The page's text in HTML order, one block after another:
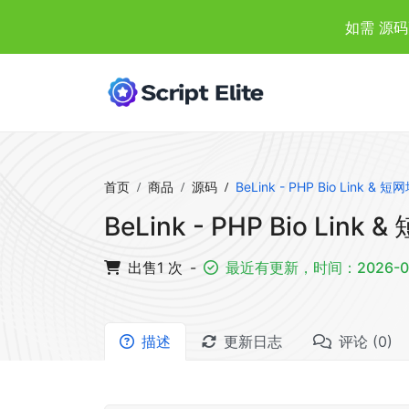
如需 源
首页 商品 源码 BeLink - PHP Bio Link & 短网
BeLink - PHP Bio Link &
出售1 次 - 最近有更新，时间：
描述 更新日志 评论 (0)